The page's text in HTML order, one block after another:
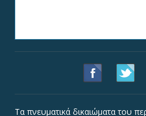
Τα πνευματικά δικαιώματα του